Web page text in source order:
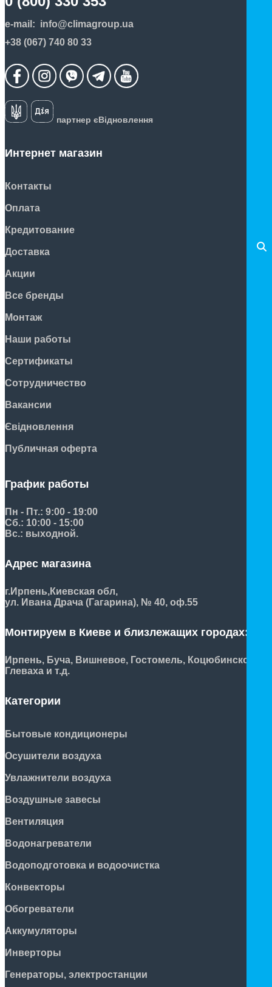
e-mail: info@climagroup.ua
+38 (067) 740 80 33
партнер єВідновлення
Интернет магазин
Контакты
Оплата
Кредитование
Доставка
Акции
Все бренды
Монтаж
Наши работы
Сертификаты
Сотрудничество
Вакансии
Євідновлення
Публичная оферта
График работы
Пн - Пт.: 9:00 - 19:00
Сб.: 10:00 - 15:00
Вс.: выходной.
Адрес магазина
г.Ирпень,Киевская обл,
ул. Ивана Драча (Гагарина), № 40, оф.55
Монтируем в Киеве и близлежащих городах:
Ирпень, Буча, Вишневое, Гостомель, Коцюбинское,
Глеваха и т.д.
Категории
Бытовые кондиционеры
Осушители воздуха
Увлажнители воздуха
Воздушные завесы
Вентиляция
Водонагреватели
Водоподготовка и водоочистка
Конвекторы
Обогреватели
Аккумуляторы
Инверторы
Генераторы, электростанции